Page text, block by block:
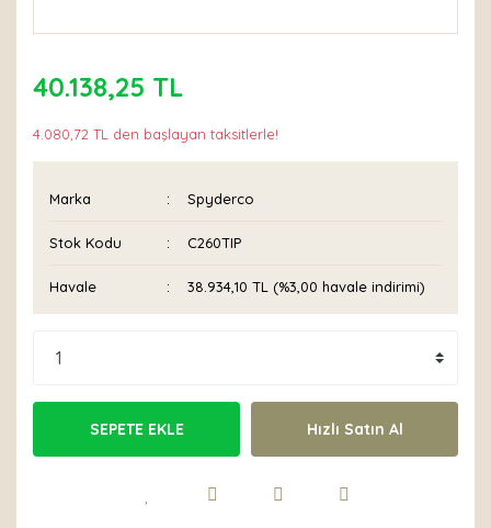
40.138,25 TL
4.080,72 TL den başlayan taksitlerle!
Marka Spyderco
Stok Kodu C260TIP
Havale 38.934,10 TL (%3,00 havale indirimi)
SEPETE EKLE Hızlı Satın Al